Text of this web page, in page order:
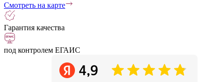
Смотреть на карте
Гарантия качества
под контролем ЕГАИС